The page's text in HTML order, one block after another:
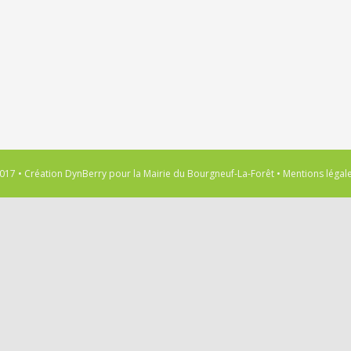
• Création DynBerry pour la Mairie du Bourgneuf-La-Forêt • Mentions